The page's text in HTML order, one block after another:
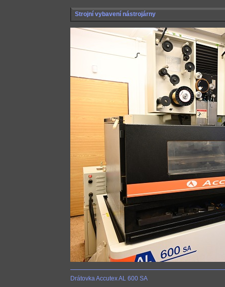
Strojní vybavení nástrojárny
Drátovka Accutex AL 600 SA